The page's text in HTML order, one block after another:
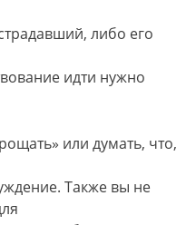
либо его
идти нужно
или думать, что,
Также вы не